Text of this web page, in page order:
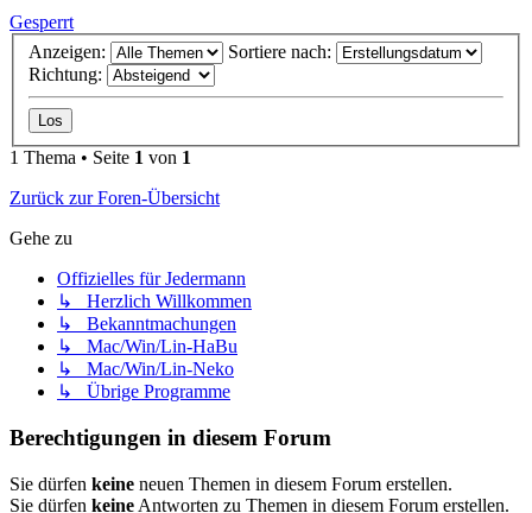
Gesperrt
Anzeigen:
Sortiere nach:
Richtung:
1 Thema • Seite 1 von 1
Zurück zur Foren-Übersicht
Gehe zu
Offizielles für Jedermann
↳ Herzlich Willkommen
↳ Bekanntmachungen
↳ Mac/Win/Lin-HaBu
↳ Mac/Win/Lin-Neko
↳ Übrige Programme
Berechtigungen in diesem Forum
Sie dürfen keine neuen Themen in diesem Forum erstellen.
Sie dürfen keine Antworten zu Themen in diesem Forum erstellen.